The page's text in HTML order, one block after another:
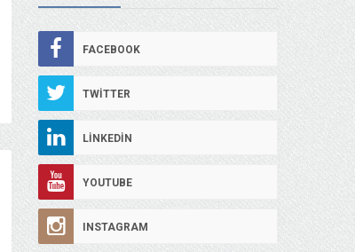
FACEBOOK
TWITTER
LINKEDIN
YOUTUBE
INSTAGRAM